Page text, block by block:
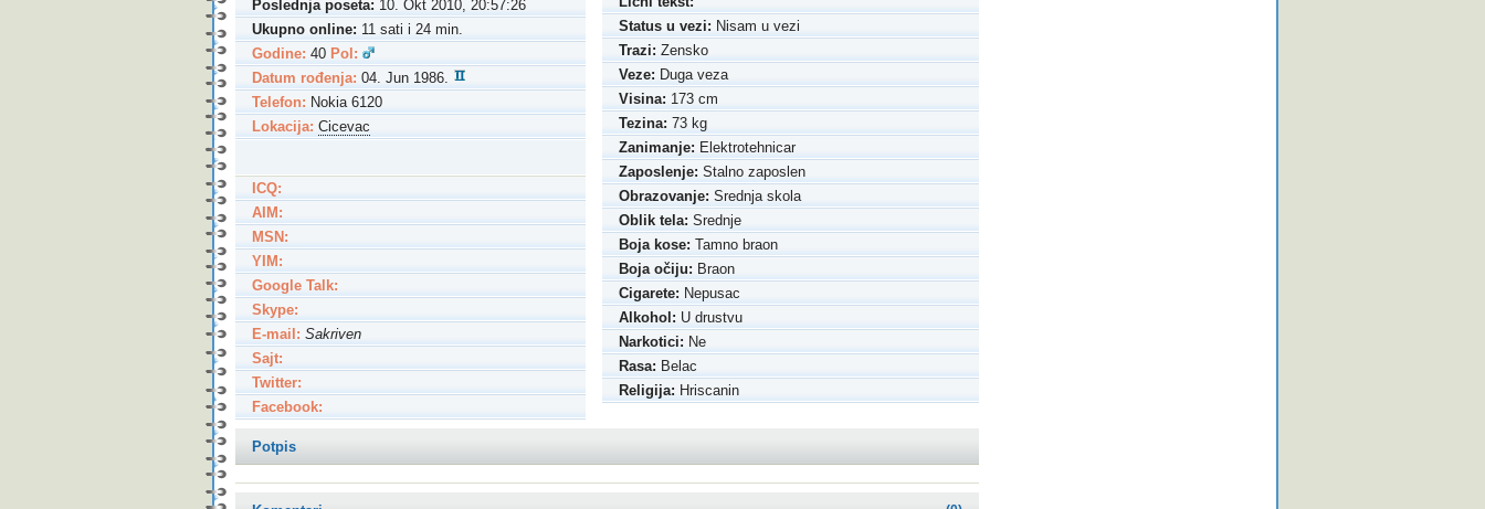
Poslednja poseta: 10. Okt 2010, 20:57:26
Ukupno online: 11 sati i 24 min.
Godine: 40 Pol:
Datum rođenja: 04. Jun 1986.
Telefon: Nokia 6120
Lokacija: Cicevac
ICQ:
AIM:
MSN:
YIM:
Google Talk:
Skype:
E-mail: Sakriven
Sajt:
Twitter:
Facebook:
Status u vezi: Nisam u vezi
Trazi: Zensko
Veze: Duga veza
Visina: 173 cm
Tezina: 73 kg
Zanimanje: Elektrotehnicar
Zaposlenje: Stalno zaposlen
Obrazovanje: Srednja skola
Oblik tela: Srednje
Boja kose: Tamno braon
Boja očiju: Braon
Cigarete: Nepusac
Alkohol: U drustvu
Narkotici: Ne
Rasa: Belac
Religija: Hriscanin
Potpis